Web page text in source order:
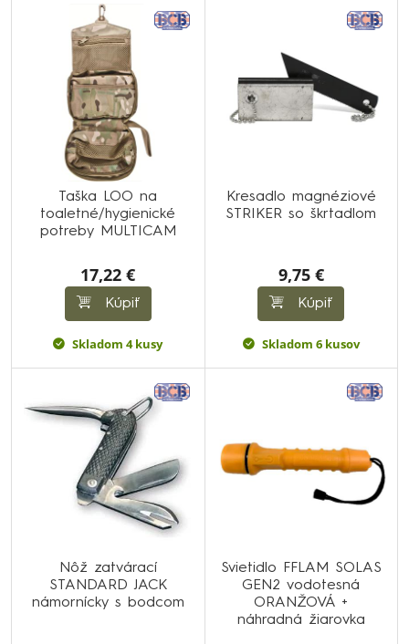
Taška LOO na
toaletné/hygienické
potreby MULTICAM
17,22 €
Kúpiť
Skladom 4 kusy
Kresadlo magnéziové
STRIKER so škrtadlom
9,75 €
Kúpiť
Skladom 6 kusov
Nôž zatvárací
STANDARD JACK
námornícky s bodcom
Svietidlo FFLAM SOLAS
GEN2 vodotesná
ORANŽOVÁ +
náhradná žiarovka